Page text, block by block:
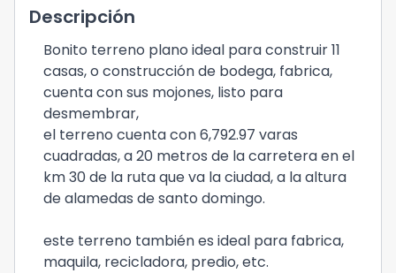
Descripción
Bonito terreno plano ideal para construir 11
casas, o construcción de bodega, fabrica,
cuenta con sus mojones, listo para
desmembrar,
el terreno cuenta con 6,792.97 varas
cuadradas, a 20 metros de la carretera en el
km 30 de la ruta que va la ciudad, a la altura
de alamedas de santo domingo.
este terreno también es ideal para fabrica,
maquila, recicladora, predio, etc.